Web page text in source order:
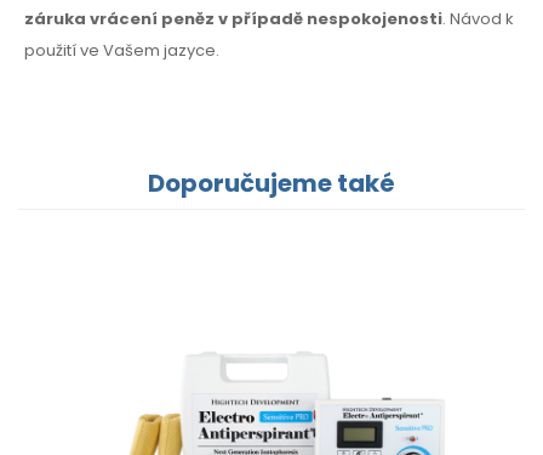
záruka vrácení peněz v případě nespokojenosti. Návod k
použitíve Vašem jazyce.
Doporučujeme také